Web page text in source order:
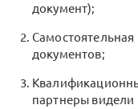
документ);
документов;
партнеры